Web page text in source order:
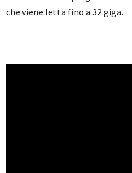
che viene letta fino a 32 giga.